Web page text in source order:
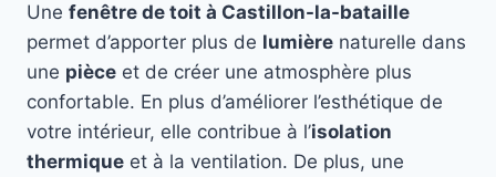
Une fenêtre de toit à Castillon-la-bataille
permet d’apporter plus de lumière naturelle dans
une pièce et de créer une atmosphère plus
confortable. En plus d’améliorer l’esthétique de
votre intérieur, elle contribue à l’isolation
thermique et à la ventilation. De plus, une